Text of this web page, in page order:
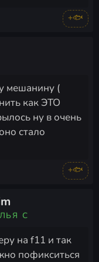
+🐟
мешанину (
как ЭТО
ну в очень
стало
+🐟
С
на f11 и так
пофикситься